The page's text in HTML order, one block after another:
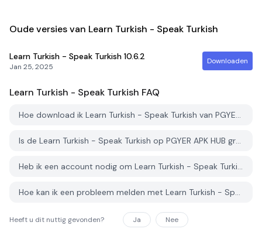
Oude versies van Learn Turkish - Speak Turkish
Learn Turkish - Speak Turkish 10.6.2
Jan 25, 2025
Downloaden
Learn Turkish - Speak Turkish FAQ
Hoe download ik Learn Turkish - Speak Turkish van PGYER APK HUB?
Is de Learn Turkish - Speak Turkish op PGYER APK HUB gratis te downloaden?
Heb ik een account nodig om Learn Turkish - Speak Turkish van PGYER APK HUB te downloaden?
Hoe kan ik een probleem melden met Learn Turkish - Speak Turkish op PGYER APK HUB?
Heeft u dit nuttig gevonden? Ja Nee